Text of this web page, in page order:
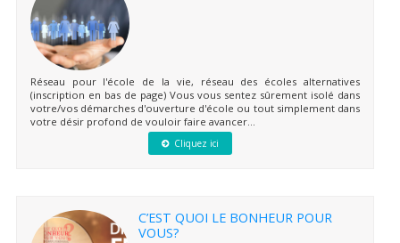
Réseau pour l'école de la vie, réseau des écoles alternatives
(inscription en bas de page) Vous vous sentez sûrement isolé dans
votre/vos démarches d'ouverture d'école ou tout simplement dans
votre désir profond de vouloir faire avancer...
Cliquez ici
C’EST QUOI LE BONHEUR POUR
VOUS?